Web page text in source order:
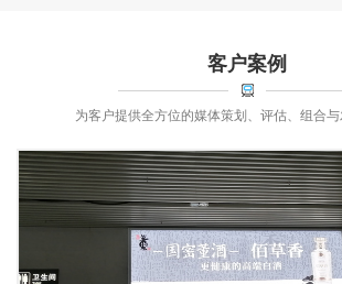
客户案例
为客户提供全方位的媒体策划、评估、组合